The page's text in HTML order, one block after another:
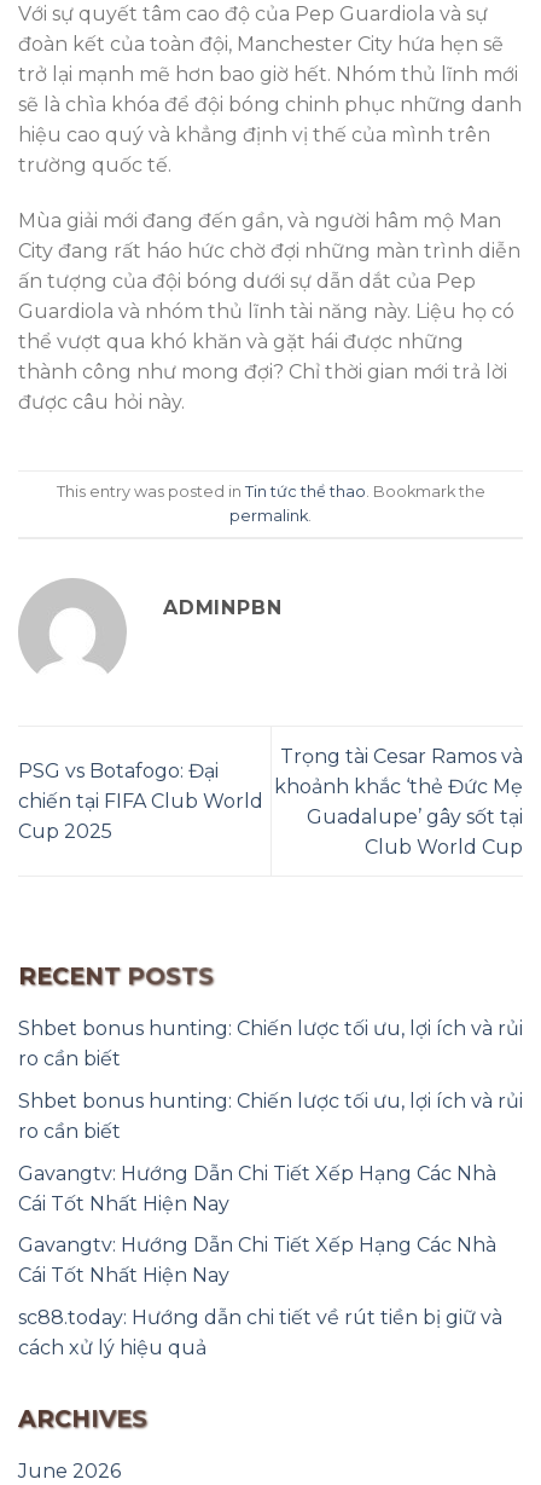
Với sự quyết tâm cao độ của Pep Guardiola và sự
đoàn kết của toàn đội, Manchester City hứa hẹn sẽ
trở lại mạnh mẽ hơn bao giờ hết. Nhóm thủ lĩnh mới
sẽ là chìa khóa để đội bóng chinh phục những danh
hiệu cao quý và khẳng định vị thế của mình trên
trường quốc tế.
Mùa giải mới đang đến gần, và người hâm mộ Man
City đang rất háo hức chờ đợi những màn trình diễn
ấn tượng của đội bóng dưới sự dẫn dắt của Pep
Guardiola và nhóm thủ lĩnh tài năng này. Liệu họ có
thể vượt qua khó khăn và gặt hái được những
thành công như mong đợi? Chỉ thời gian mới trả lời
được câu hỏi này.
This entry was posted in Tin tức thể thao . Bookmark the
permalink
ADMINPBN
PSG vs Botafogo: Đại
chiến tại FIFA Club World
Cup 2025
Trọng tài Cesar Ramos và
khoảnh khắc ‘thẻ Đức Mẹ
Guadalupe’ gây sốt tại
Club World Cup
RECENT POSTS
Shbet bonus hunting: Chiến lược tối ưu, lợi ích và rủi
ro cần biết
Shbet bonus hunting: Chiến lược tối ưu, lợi ích và rủi
ro cần biết
Gavangtv: Hướng Dẫn Chi Tiết Xếp Hạng Các Nhà
Cái Tốt Nhất Hiện Nay
Gavangtv: Hướng Dẫn Chi Tiết Xếp Hạng Các Nhà
Cái Tốt Nhất Hiện Nay
sc88.today: Hướng dẫn chi tiết về rút tiền bị giữ và
cách xử lý hiệu quả
ARCHIVES
June 2026